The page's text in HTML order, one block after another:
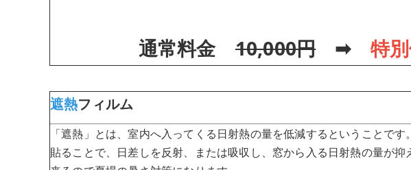
通常料金 10,000円➡ 特
遮熱フィルム
「遮熱」とは、室内へ入ってくる日射熱の量を低減するということで
貼ることで、日差しを反射、または吸収し、窓から入る日射熱の量が